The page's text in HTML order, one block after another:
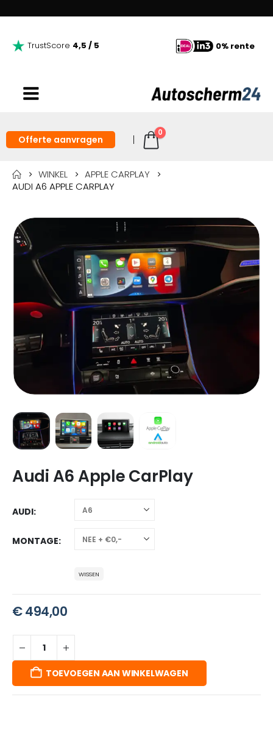
TrustScore 4,5 / 5 0% rente
Offerte aanvragen
0
WINKEL
APPLE CARPLAY
AUDI A6 APPLE CARPLAY
Audi A6 Apple CarPlay
AUDI
MONTAGE
WISSEN
€494,00
TOEVOEGEN AAN WINKELWAGEN